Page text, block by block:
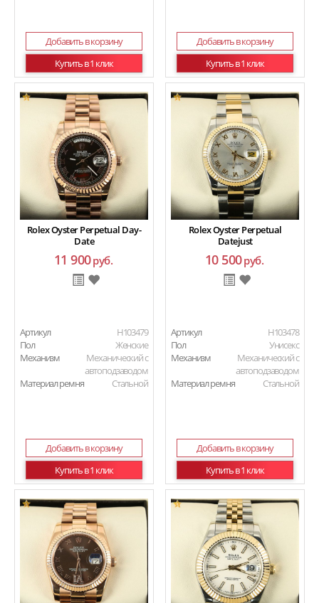
Добавить в корзину
Купить в 1 клик
Добавить в корзину
Купить в 1 клик
Rolex Oyster Perpetual Day-
Date
11 900руб.
Артикул
H103479
Пол
Женские
Механизм
Механический с
автоподзаводом
Материал ремня
Стальной
Добавить в корзину
Купить в 1 клик
Rolex Oyster Perpetual
Datejust
10 500руб.
Артикул
H103478
Пол
Унисекс
Механизм
Механический с
автоподзаводом
Материал ремня
Стальной
Добавить в корзину
Купить в 1 клик